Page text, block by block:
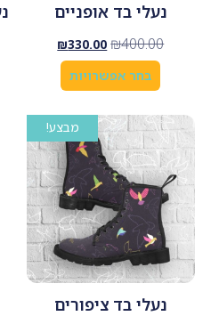
נעלי בד אופניים
₪400.00
₪330.00
בחר אפשרויות
מבצע!
נעלי בד ציפורים